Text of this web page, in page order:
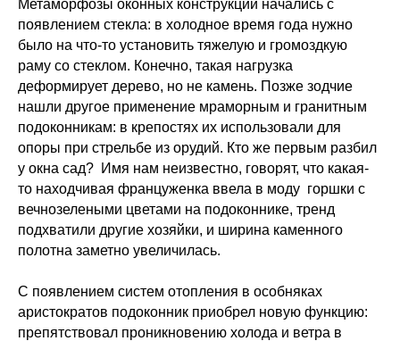
Метаморфозы оконных конструкций начались с
появлением стекла: в холодное время года нужно
было на что-то установить тяжелую и громоздкую
раму со стеклом. Конечно, такая нагрузка
деформирует дерево, но не камень. Позже зодчие
нашли другое применение мраморным и гранитным
подоконникам: в крепостях их использовали для
опоры при стрельбе из орудий. Кто же первым разбил
у окна сад? Имя нам неизвестно, говорят, что какая-
то находчивая француженка ввела в моду горшки с
вечнозелеными цветами на подоконнике, тренд
подхватили другие хозяйки, и ширина каменного
полотна заметно увеличилась.
С появлением систем отопления в особняках
аристократов подоконник приобрел новую функцию:
препятствовал проникновению холода и ветра в